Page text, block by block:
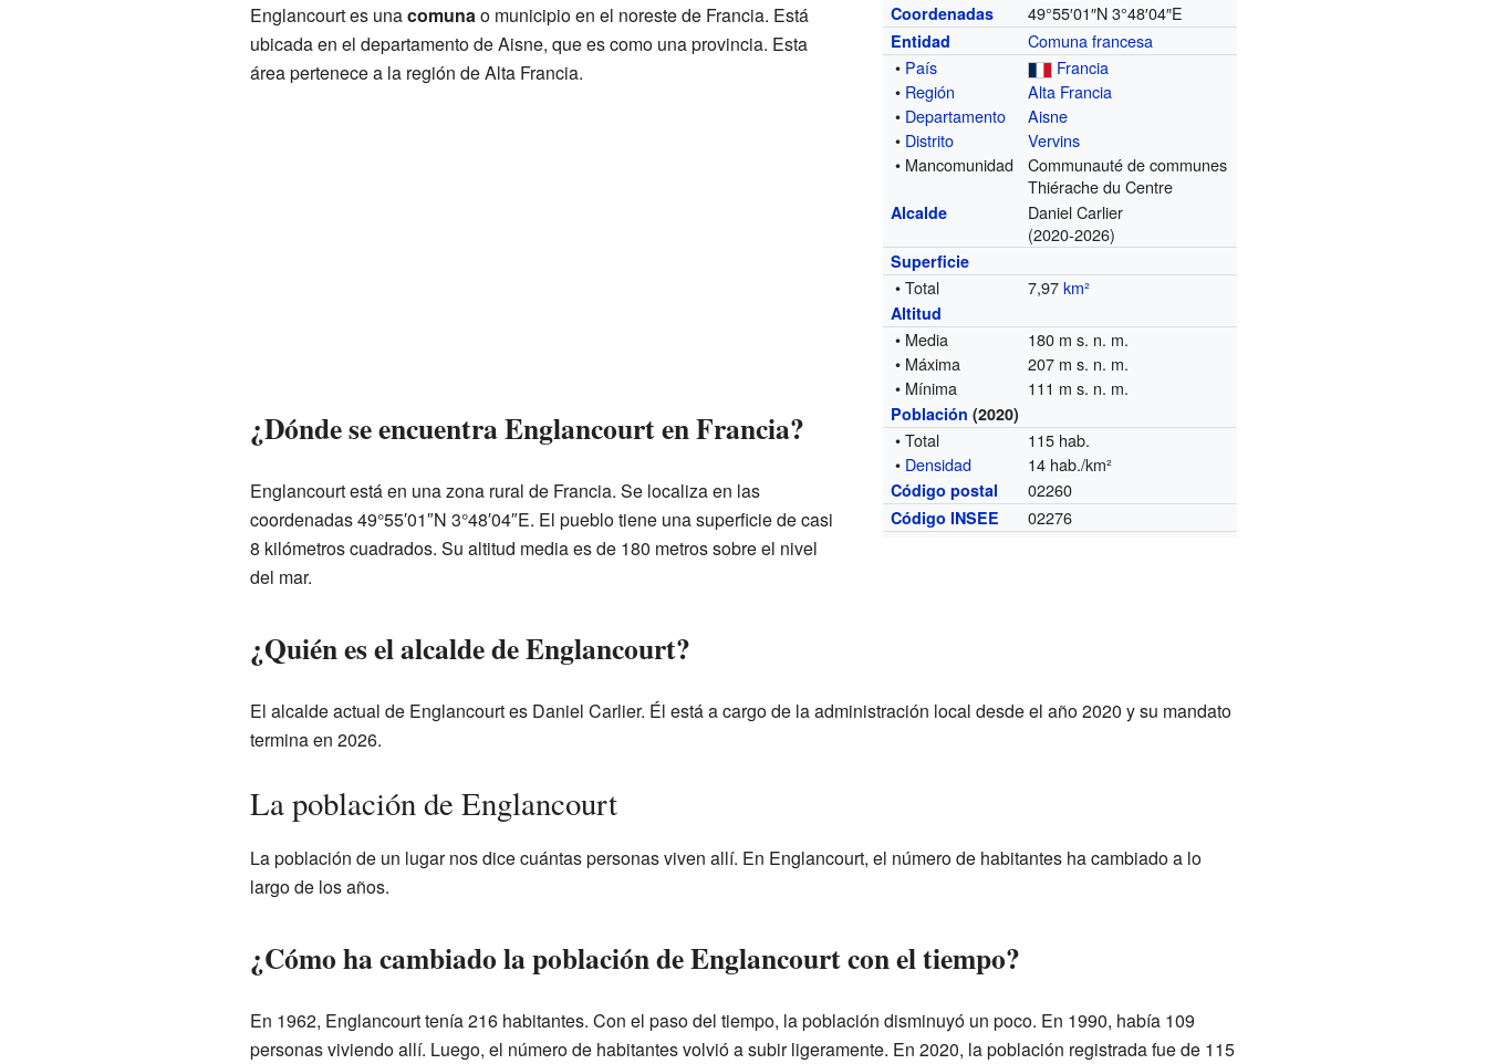
Coordenadas 49°55′01″N 3°48′04″E
Entidad
Comuna francesa
• País
Francia
• Región
Alta Francia
• Departamento
Aisne
• Distrito
Vervins
• Mancomunidad
Communauté de communes
Thiérache du Centre
Alcalde
Daniel Carlier
(2020-2026)
Superficie
• Total 7,97km²
Altitud
• Media
180 m s. n. m.
• Máxima
207 m s. n. m.
• Mínima
111 m s. n. m.
Población (2020)
• Total
115 hab.
• Densidad 14 hab./km²
Código postal 02260
Código INSEE 02276
Englancourt es unacomunao municipio en el noreste de Francia. Está
ubicada en el departamento de Aisne, que es como una provincia. Esta
área pertenece a la región de Alta Francia.
¿Dónde se encuentra Englancourt en Francia?
Englancourt está en una zona rural de Francia. Se localiza en las
coordenadas 49°55′01″N 3°48′04″E. El pueblo tiene una superficie de casi
8 kilómetros cuadrados. Su altitud media es de 180 metros sobre el nivel
del mar.
¿Quién es el alcalde de Englancourt?
El alcalde actual de Englancourt es Daniel Carlier. Él está a cargo de la administración local desde el año 2020 y su mandato
termina en 2026.
La población de Englancourt
La población de un lugar nos dice cuántas personas viven allí. En Englancourt, el número de habitantes ha cambiado a lo
largo de los años.
¿Cómo ha cambiado la población de Englancourt con el tiempo?
En 1962, Englancourt tenía 216 habitantes. Con el paso del tiempo, la población disminuyó un poco. En 1990, había 109
personas viviendo allí. Luego, el número de habitantes volvió a subir ligeramente. En 2020, la población registrada fue de 115